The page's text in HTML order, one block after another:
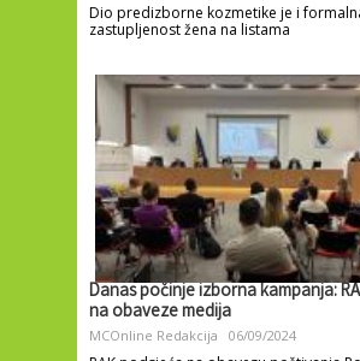
Dio predizborne kozmetike je i
zastupljenost žena na listama
Danas počinje izborna kampanja:
na obaveze medija
MCOnline Redakcija 06/09/2024